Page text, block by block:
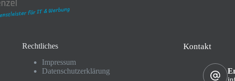
Rechtliches
Impressum
Datenschutzerklärung
Kontakt